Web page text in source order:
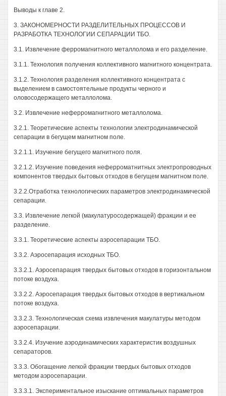
Выводы к главе 2.
3. ЗАКОНОМЕРНОСТИ РАЗДЕЛИТЕЛЬНЫХ ПРОЦЕССОВ И
РАЗРАБОТКА ТЕХНОЛОГИИ СЕПАРАЦИИ ТБО.
3.1. Извлечение ферромагнитного металлолома и его разделение.
3.1.1. Технология получения коллективного магнитного концентрата.
3.1.2. Технология разделения коллективного концентрата с
выделением в самостоятельные продукты черного и
оловосодержащего металлолома.
3.2. Извлечение неферромагнитного металлолома.
3.2.1. Теоретические аспекты технологии электродинамической
сепарации в бегущем магнитном поле.
3.2.1.1. Изучение бегущего магнитного поля.
3.2.1.2. Изучение поведения неферроматнитных электропроводных
компонентов твердых бытовых отходов в бегущем магнитном поле.
3.2.2.Отработка технологических параметров электродинамической
сепарации.
3.3. Извлечение легкой (макулатуросодержащей) фракции и ее
разделение.
3.3.1. Теоретические аспекты аэросепарации ТБО.
3.3.2. Аэросепарация исходных ТБО.
3.3.2.1. Аэросепарация твердых бытовых отходов в горизонтальном
потоке воздуха.
3.3.2.2. Аэросепарация твердых бытовых отходов в вертикальном
потоке воздуха.
3.3.2.3. Технологическая схема извлечения макулатуры методом
аэросепарации.
3.3.2.4. Изучение аэродинамических характеристик воздушных
сепараторов.
3.3.3. Обогащение легкой фракции твердых бытовых отходов
методом аэросепарации.
3.3.3.1. Экспериментальное изыскание оптимальных параметров